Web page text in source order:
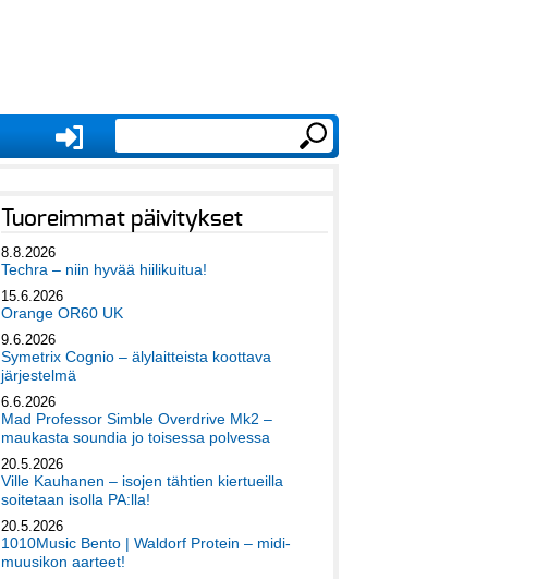
Tuoreimmat päivitykset
8.8.2026
Techra – niin hyvää hiilikuitua!
15.6.2026
Orange OR60 UK
9.6.2026
Symetrix Cognio – älylaitteista koottava
järjestelmä
6.6.2026
Mad Professor Simble Overdrive Mk2 –
maukasta soundia jo toisessa polvessa
20.5.2026
Ville Kauhanen – isojen tähtien kiertueilla
soitetaan isolla PA:lla!
20.5.2026
1010Music Bento | Waldorf Protein – midi-
muusikon aarteet!